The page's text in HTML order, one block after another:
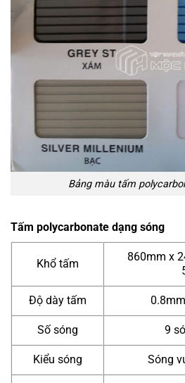
Bảng màu tấm
Tấm polycarbonate dạng sóng
Khổ tấm
860mm x
Độ dày tấm
Số sóng 9
Kiểu sóng Sóng